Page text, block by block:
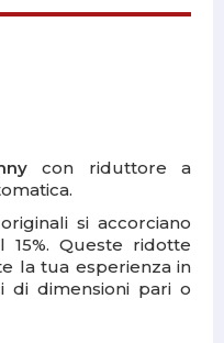
con riduttore a
si accorciano
Queste ridotte
la tua esperienza in
di dimensioni pari o